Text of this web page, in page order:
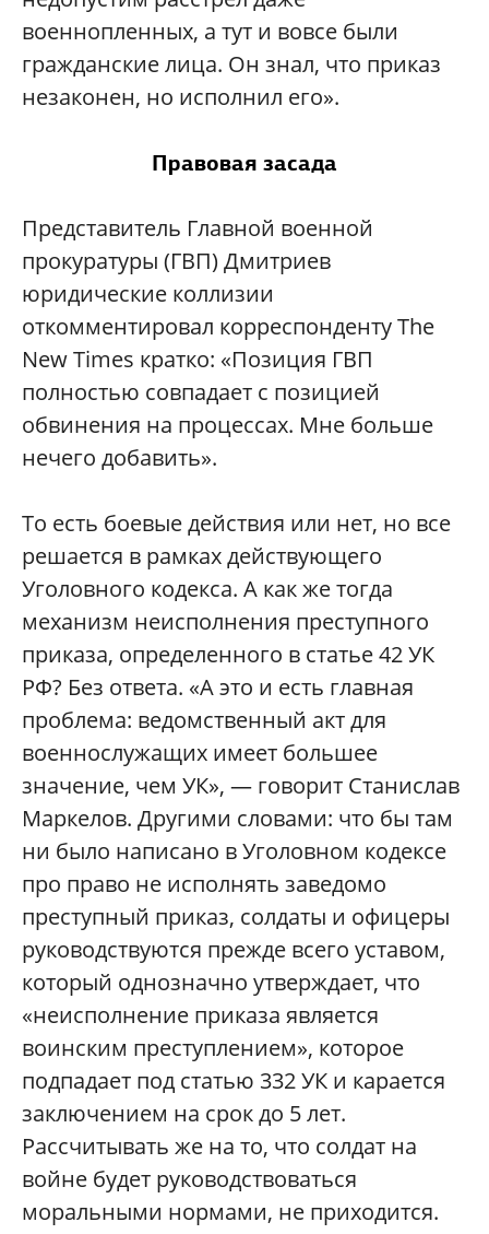
военнопленных, а тут и вовсе были
гражданские лица. Он знал, что приказ
незаконен, но исполнил его».
Правовая засада
Представитель Главной военной
прокуратуры (ГВП) Дмитриев
юридические коллизии
откомментировал корреспонденту The
New Times кратко: «Позиция ГВП
полностью совпадает с позицией
обвинения на процессах. Мне больше
нечего добавить».
То есть боевые действия или нет, но все
решается в рамках действующего
Уголовного кодекса. А как же тогда
механизм неисполнения преступного
приказа, определенного в статье 42 УК
РФ? Без ответа. «А это и есть главная
проблема: ведомственный акт для
военнослужащих имеет большее
значение, чем УК», — говорит Станислав
Маркелов. Другими словами: что бы там
ни было написано в Уголовном кодексе
про право не исполнять заведомо
преступный приказ, солдаты и офицеры
руководствуются прежде всего уставом,
который однозначно утверждает, что
«неисполнение приказа является
воинским преступлением», которое
подпадает под статью 332 УК и карается
заключением на срок до 5 лет.
Рассчитывать же на то, что солдат на
войне будет руководствоваться
моральными нормами, не приходится.